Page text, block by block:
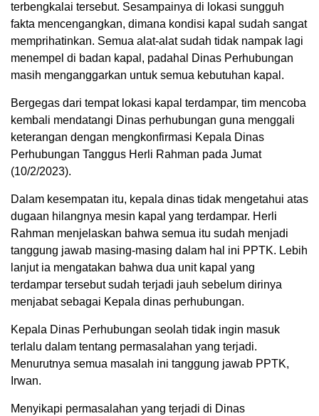
terbengkalai tersebut. Sesampainya di lokasi sungguh
fakta mencengangkan, dimana kondisi kapal sudah sangat
memprihatinkan. Semua alat-alat sudah tidak nampak lagi
menempel di badan kapal, padahal Dinas Perhubungan
masih menganggarkan untuk semua kebutuhan kapal.
Bergegas dari tempat lokasi kapal terdampar, tim mencoba
kembali mendatangi Dinas perhubungan guna menggali
keterangan dengan mengkonfirmasi Kepala Dinas
Perhubungan Tanggus Herli Rahman pada Jumat
(10/2/2023).
Dalam kesempatan itu, kepala dinas tidak mengetahui atas
dugaan hilangnya mesin kapal yang terdampar. Herli
Rahman menjelaskan bahwa semua itu sudah menjadi
tanggung jawab masing-masing dalam hal ini PPTK. Lebih
lanjut ia mengatakan bahwa dua unit kapal yang
terdampar tersebut sudah terjadi jauh sebelum dirinya
menjabat sebagai Kepala dinas perhubungan.
Kepala Dinas Perhubungan seolah tidak ingin masuk
terlalu dalam tentang permasalahan yang terjadi.
Menurutnya semua masalah ini tanggung jawab PPTK,
Irwan.
Menyikapi permasalahan yang terjadi di Dinas